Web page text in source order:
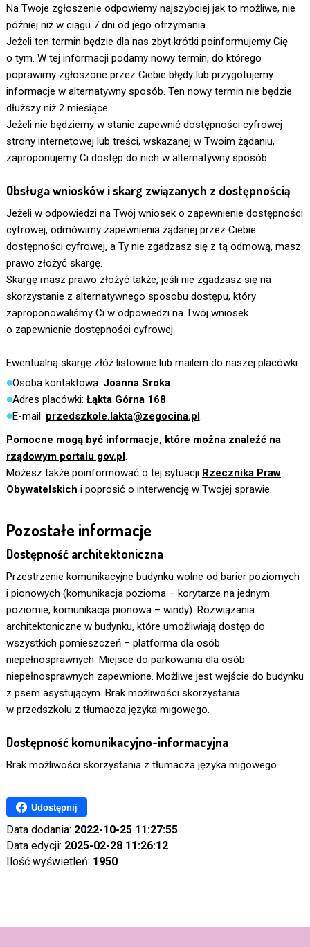
Na Twoje zgłoszenie odpowiemy najszybciej jak to możliwe, nie
później niż w ciągu 7 dni od jego otrzymania.
Jeżeli ten termin będzie dla nas zbyt krótki poinformujemy Cię
o tym. W tej informacji podamy nowy termin, do którego
poprawimy zgłoszone przez Ciebie błędy lub przygotujemy
informacje w alternatywny sposób. Ten nowy termin nie będzie
dłuższy niż 2 miesiące.
Jeżeli nie będziemy w stanie zapewnić dostępności cyfrowej
strony internetowej lub treści, wskazanej w Twoim żądaniu,
zaproponujemy Ci dostęp do nich w alternatywny sposób.
Obsługa wniosków i skarg związanych z dostępnością
Jeżeli w odpowiedzi na Twój wniosek o zapewnienie dostępności
cyfrowej, odmówimy zapewnienia żądanej przez Ciebie
dostępności cyfrowej, a Ty nie zgadzasz się z tą odmową, masz
prawo złożyć skargę.
Skargę masz prawo złożyć także, jeśli nie zgadzasz się na
skorzystanie z alternatywnego sposobu dostępu, który
zaproponowaliśmy Ci w odpowiedzi na Twój wniosek
o zapewnienie dostępności cyfrowej.
Ewentualną skargę złóż listownie lub mailem do naszej placówki:
Osoba kontaktowa: Joanna Sroka
Adres placówki: Łąkta Górna 168
E-mail: przedszkole.lakta@zegocina.pl.
Pomocne mogą być informacje, które można znaleźć na
rządowym portalu gov.pl.
Możesz także poinformować o tej sytuacji Rzecznika Praw
Obywatelskich i poprosić o interwencję w Twojej sprawie.
Pozostałe informacje
Dostępność architektoniczna
Przestrzenie komunikacyjne budynku wolne od barier poziomych
i pionowych (komunikacja pozioma – korytarze na jednym
poziomie, komunikacja pionowa – windy). Rozwiązania
architektoniczne w budynku, które umożliwiają dostęp do
wszystkich pomieszczeń – platforma dla osób
niepełnosprawnych. Miejsce do parkowania dla osób
niepełnosprawnych zapewnione. Możliwe jest wejście do budynku
z psem asystującym. Brak możliwości skorzystania
w przedszkolu z tłumacza języka migowego.
Dostępność komunikacyjno-informacyjna
Brak możliwości skorzystania z tłumacza języka migowego.
Udostępnij
Data dodania: 2022-10-25 11:27:55
Data edycji: 2025-02-28 11:26:12
Ilość wyświetleń: 1950